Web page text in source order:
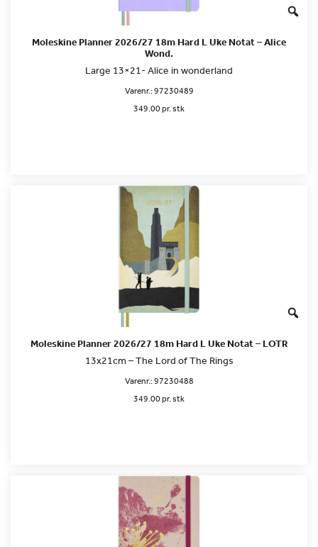
Moleskine Planner 2026/27 18m Hard L Uke Notat – Alice
Wond.
Large 13×21- Alice in wonderland
Varenr.:97230489
349.00 pr. stk
Moleskine Planner 2026/27 18m Hard L Uke Notat – LOTR
13x21cm – The Lord of The Rings
Varenr.:97230488
349.00 pr. stk